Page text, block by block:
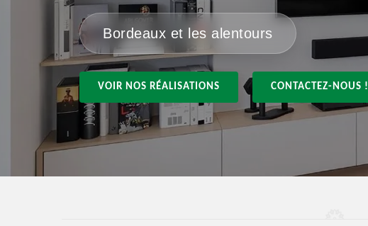
Bordeaux et les alentours
VOIR NOS RÉALISATIONS CONTACTEZ-NOUS !